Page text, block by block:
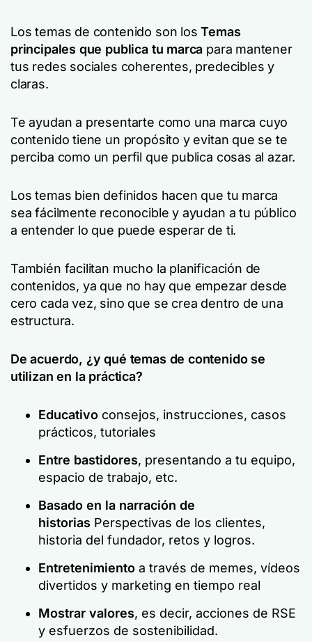
Los temas de contenido son losTemas
principales que publica tu marca para mantener
tus redes sociales coherentes, predecibles y
claras.
Te ayudan a presentarte como una marca cuyo
contenido tiene un propósito y evitan que se te
perciba como un perfil que publica cosas al azar.
Los temas bien definidos hacen que tu marca
sea fácilmente reconocible y ayudan a tu público
a entender lo que puede esperar de ti.
También facilitan mucho la planificación de
contenidos, ya que no hay que empezar desde
cero cada vez, sino que se crea dentro de una
estructura.
De acuerdo, ¿y qué temas de contenido se
utilizan en la práctica?
Educativo consejos, instrucciones, casos
prácticos, tutoriales
Entre bastidores, presentando a tu equipo,
espacio de trabajo, etc.
Basado en la narración de
historias Perspectivas de los clientes,
historia del fundador, retos y logros.
Entretenimiento a través de memes, vídeos
divertidos y marketing en tiempo real
Mostrar valores, es decir, acciones de RSE
y esfuerzos de sostenibilidad.